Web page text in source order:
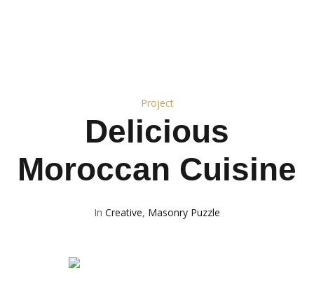
Project
Delicious
Moroccan Сuisine
In Creative, Masonry Puzzle